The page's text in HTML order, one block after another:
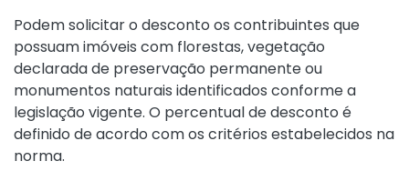
Podem solicitar o desconto os contribuintes que
possuam imóveis com florestas, vegetação
declarada de preservação permanente ou
monumentos naturais identificados conforme a
legislação vigente. O percentual de desconto é
definido de acordo com os critérios estabelecidos na
norma.